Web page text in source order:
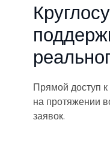
Прямой доступ
на протяжении
заявок.